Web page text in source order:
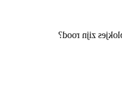
Van 12 blokjes